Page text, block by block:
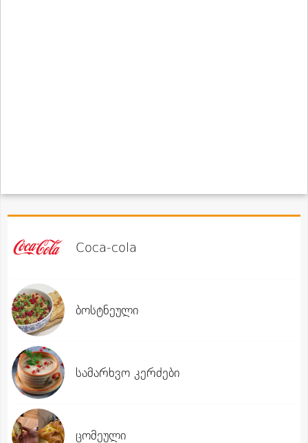
Coca-cola
ბოსტნეული
სამარხვო კერძები
ცომეული